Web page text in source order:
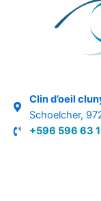
Clin d’oeil
Schoelcher,
+596 596 63